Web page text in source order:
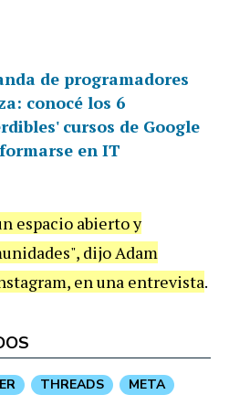
de programadores
conocé los 6
cursos de Google
en IT
espacio abierto y
dijo Adam
en una entrevista.
THREADS META